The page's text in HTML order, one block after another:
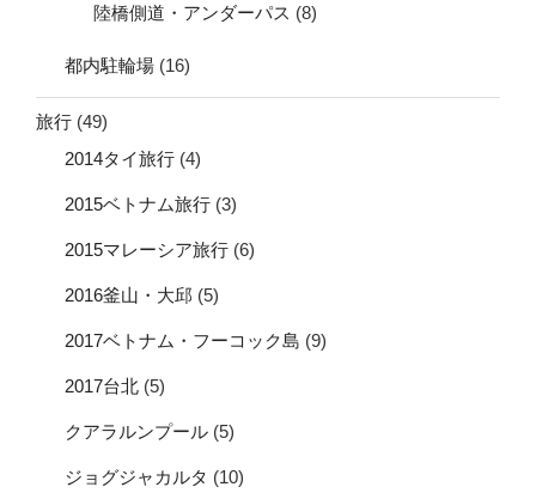
陸橋側道・アンダーパス (8)
都内駐輪場 (16)
旅行 (49)
2014タイ旅行 (4)
2015ベトナム旅行 (3)
2015マレーシア旅行 (6)
2016釜山・大邱 (5)
2017ベトナム・フーコック島 (9)
2017台北 (5)
クアラルンプール (5)
ジョグジャカルタ (10)